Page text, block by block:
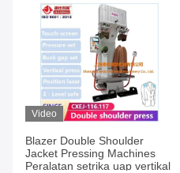
Video
Blazer Double Shoulder
Jacket Pressing Machines
Peralatan setrika uap vertikal